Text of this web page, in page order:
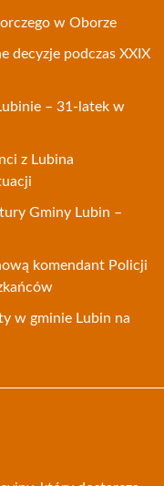
w Oborze
decyzje podczas XXIX
– 31-latek w
z Lubina
Gminy Lubin –
komendant Policji
w gminie Lubin na